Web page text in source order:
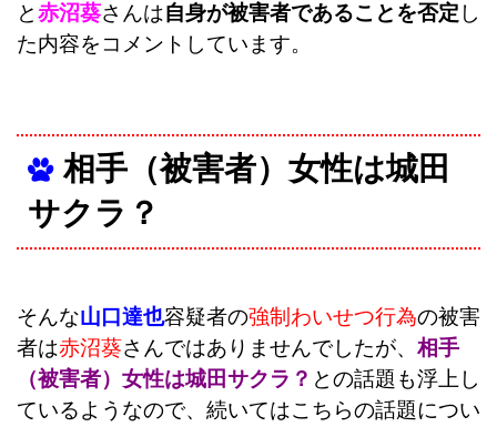
と赤沼葵さんは自身が被害者であることを否定 し
た内容をコメントしています。
相手（被害者）女性は城田
サクラ？
そんな山口達也容疑者の強制わいせつ行為の被害
者は赤沼葵さんではありませんでしたが、 相手
（被害者）女性は城田サクラ？ との話題も浮上し
ているようなので、続いてはこちらの話題につい